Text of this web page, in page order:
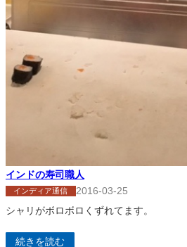
インドの寿司職人
インディア通信
2016-03-25
シャリがボロボロくずれてます。
続きを読む